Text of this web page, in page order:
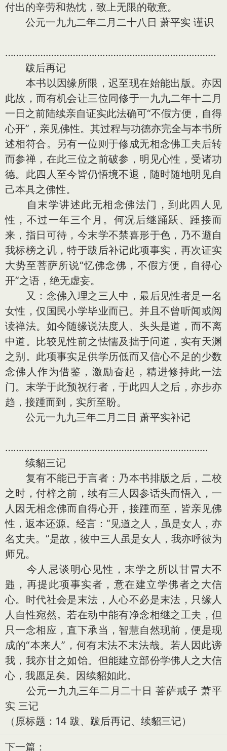
付出的辛劳和热忱，致上无限的敬意。
公元一九九二年二月二十八日 萧平实 谨识
……………………………………………………………………
跋后再记
本书以因缘所限，迟至现在始能出版。亦因
此故，而有机会让三位同修于一九九二年十二月
一日之前陆续亲自证实此法确可“不假方便，自得
心开”，亲见佛性。其过程与功德亦完全与本书所
述相符合。另有一位则于修成无相念佛工夫后转
而参禅，在此三位之前破参，明见心性，受诸功
德。此四人至今皆仍悟境不退，随时随地明见自
己本具之佛性。
自末学讲述此无相念佛法门，到此四人见
性，不过一年三个月。何况后继踊跃、踵接而
来，指日可待，今末学不禁喜形于色，乃不避自
我标榜之讥，特于跋后补记此项事实，再次证实
大势至菩萨所说“忆佛念佛，不假方便，自得心
开”之语，绝无虚妄。
又：念佛入理之三人中，最后见性者是一名
女性，仅国民小学毕业而已。并且不曾听闻或阅
读禅法。如今随缘说法度人、头头是道，而不离
中道。比较见性前之怯懦及拙于问道，实有天渊
之别。此项事实足供学历低而又信心不足的少数
念佛人作为借鉴，激励奋起，精进修持此一法
门。末学于此预祝行者，于此四人之后，亦步亦
趋，接踵而到，实所至盼。
公元一九九三年二月二日 萧平实补记
…………………………………………………………………
续貂三记
复有不能已于言者：乃本书排版之后，二校
之时，付梓之前，续有三人因参话头而悟入，一
人因无相念佛而自得心开，接踵而至，皆亲见佛
性，返本还源。经言：“见道之人，虽是女人，亦
名丈夫。”是故，彼中三人虽是女人，我亦呼彼为
师兄。
今人忌谈明心见性，末学之所以甘冒大不
韪，再提此项事实者，意在建立学佛者之大信
心。时代社会是末法，人心不必是末法，只缘人
人自性宛然。若在动中能有净念相继之工夫，但
只一念相应，直下承当，智慧自然现前，便是现
成的“本来人”，何有末法不末法哉。若人因此谤
我，我亦甘之如饴。但能建立部份学佛人之大信
心，我愿足矣。因续貂如此。
公元一九九三年二月二十日 菩萨戒子 萧平
实 三记
（原标题：14 跋、跋后再记、续貂三记）
下一篇：